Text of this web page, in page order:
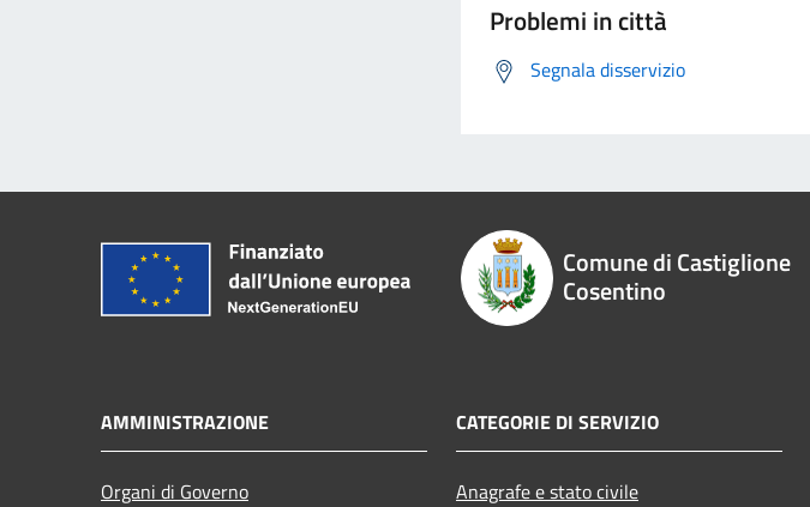
Problemi in città
Segnala disservizio
Comune di Castiglione
Cosentino
AMMINISTRAZIONE
Organi di Governo
CATEGORIE DI SERVIZIO
Anagrafe e stato civile